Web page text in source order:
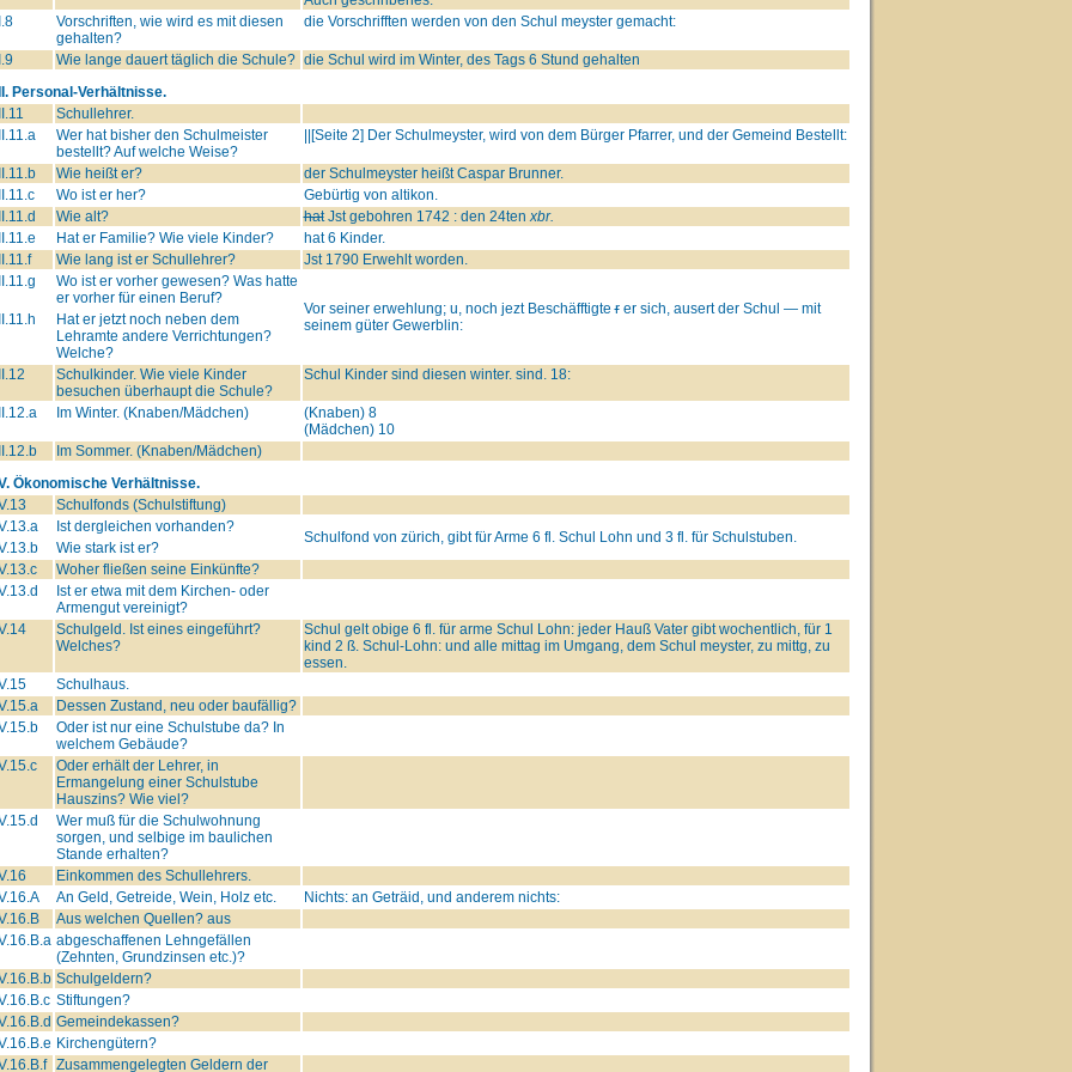
Vorschriften, wie wird es mit diesen
gehalten?
die Vorschrifften werden von den Schul meyster gemacht:
Wie lange dauert täglich die Schule? die Schul wird im Winter, des Tags 6 Stund gehalten
Personal-Verhältnisse.
Schullehrer.
Wer hat bisher den Schulmeister
bestellt? Auf welche Weise?
||[Seite 2] Der Schulmeyster, wird von dem Bürger Pfarrer, und der Gemeind Bestellt:
Wie heißt er?
der Schulmeyster heißt Caspar Brunner.
Wo ist er her?
Gebürtig von altikon.
Wie alt? hatJst gebohren 1742 : den 24ten xbr.
Hat er Familie? Wie viele Kinder?
hat 6 Kinder.
Wie lang ist er Schullehrer?
Jst 1790 Erwehlt worden.
Wo ist er vorher gewesen? Was hatte
er vorher für einen Beruf?
Vor seiner erwehlung; u, noch jezt Beschäfftigterer sich, ausert der Schul — mit
seinem güter Gewerblin:
Hat er jetzt noch neben dem
Lehramte andere Verrichtungen?
Welche?
Schulkinder. Wie viele Kinder
besuchen überhaupt die Schule?
Schul Kinder sind diesen winter. sind. 18:
Im Winter. (Knaben/Mädchen)
(Knaben) 8
(Mädchen) 10
Im Sommer. (Knaben/Mädchen)
Ökonomische Verhältnisse.
Schulfonds (Schulstiftung)
Ist dergleichen vorhanden?
Schulfond von zürich, gibt für Arme 6 fl. Schul Lohn und 3 fl. für Schulstuben.
Wie stark ist er?
Woher fließen seine Einkünfte?
Ist er etwa mit dem Kirchen- oder
Armengut vereinigt?
Schulgeld. Ist eines eingeführt?
Welches?
Schul gelt obige 6 fl. für arme Schul Lohn: jeder Hauß Vater gibt wochentlich, für 1
kind 2 ß. Schul-Lohn: und alle mittag im Umgang, dem Schul meyster, zu mittg, zu
essen.
Schulhaus.
Dessen Zustand, neu oder baufällig?
Oder ist nur eine Schulstube da? In
welchem Gebäude?
Oder erhält der Lehrer, in
Ermangelung einer Schulstube
Hauszins? Wie viel?
Wer muß für die Schulwohnung
sorgen, und selbige im baulichen
Stande erhalten?
Einkommen des Schullehrers.
An Geld, Getreide, Wein, Holz etc.
Nichts: an Geträid, und anderem nichts:
Aus welchen Quellen? aus
abgeschaffenen Lehngefällen
(Zehnten, Grundzinsen etc.)?
Schulgeldern?
Stiftungen?
Gemeindekassen?
Kirchengütern?
Zusammengelegten Geldern der